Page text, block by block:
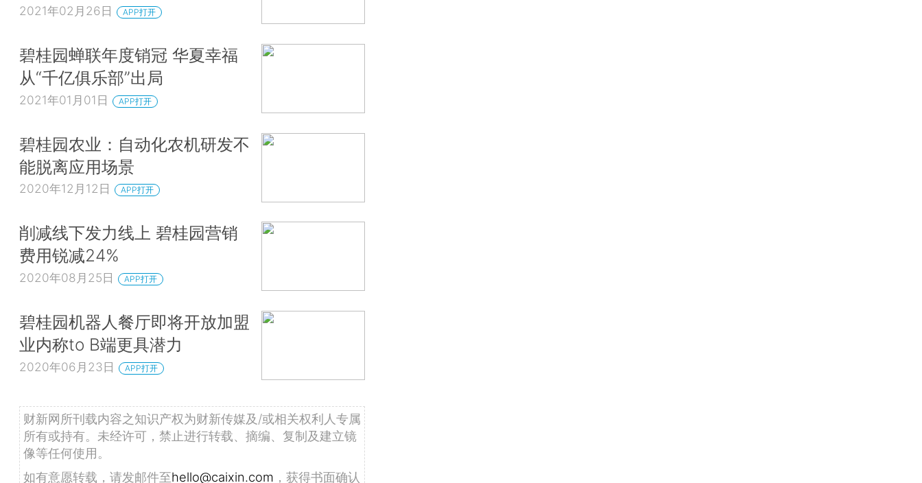
2021年02月26日 APP打开
碧桂园蝉联年度销冠 华夏幸福
从“千亿俱乐部”出局
2021年01月01日 APP打开
碧桂园农业：自动化农机研发不
能脱离应用场景
2020年12月12日 APP打开
削减线下发力线上 碧桂园营销
费用锐减24%
2020年08月25日 APP打开
碧桂园机器人餐厅即将开放加盟
业内称to B端更具潜力
2020年06月23日 APP打开
财新网所刊载内容之知识产权为财新传媒及/或相关权利人专属
所有或持有。未经许可，禁止进行转载、摘编、复制及建立镜
像等任何使用。
如有意愿转载，请发邮件至hello@caixin.com ，获得书面确认